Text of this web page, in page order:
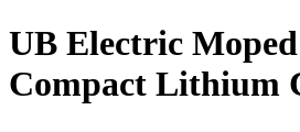
UB Electric
Compact Lithium